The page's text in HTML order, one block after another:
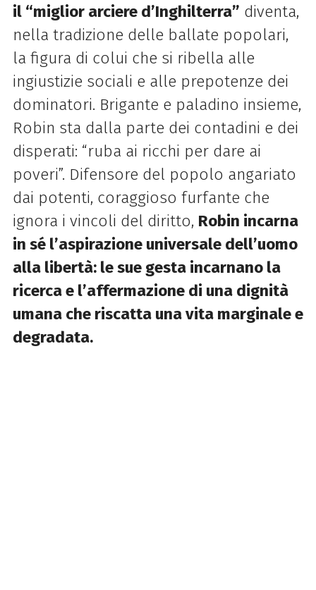
il “miglior arciere d’Inghilterra” diventa,
nella tradizione delle ballate popolari,
la figura di colui che si ribella alle
ingiustizie sociali e alle prepotenze dei
dominatori. Brigante e paladino insieme,
Robin sta dalla parte dei contadini e dei
disperati: “ruba ai ricchi per dare ai
poveri”. Difensore del popolo angariato
dai potenti, coraggioso furfante che
ignora i vincoli del diritto, Robin incarna
in sé l’aspirazione universale dell’uomo
alla libertà: le sue gesta incarnano la
ricerca e l’affermazione di una dignità
umana che riscatta una vita marginale e
degradata.